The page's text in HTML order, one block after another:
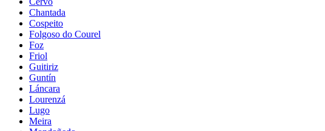
Chantada
Cospeito
Folgoso do Courel
Foz
Friol
Guitiriz
Guntín
Láncara
Lourenzá
Lugo
Meira